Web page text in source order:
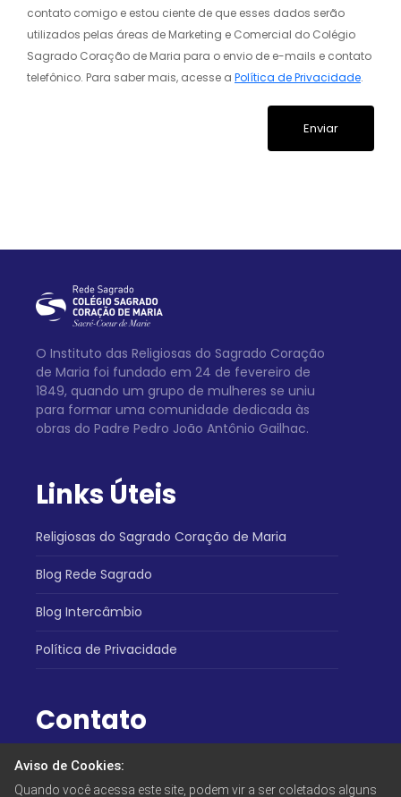
contato comigo e estou ciente de que esses dados serão
utilizados pelas áreas de Marketing e Comercial do Colégio
Sagrado Coração de Maria para o envio de e-mails e contato
telefônico. Para saber mais, acesse a Política de Privacidade.
O Instituto das Religiosas do Sagrado Coração
de Maria foi fundado em 24 de fevereiro de
1849, quando um grupo de mulheres se uniu
para formar uma comunidade dedicada às
obras do Padre Pedro João Antônio Gailhac.
Links Úteis
Religiosas do Sagrado Coração de Maria
Blog Rede Sagrado
Blog Intercâmbio
Política de Privacidade
Contato
Atendimento:
(31) 3334-5730
Aviso de Cookies:
Quando você acessa este site, podem vir a ser coletados alguns